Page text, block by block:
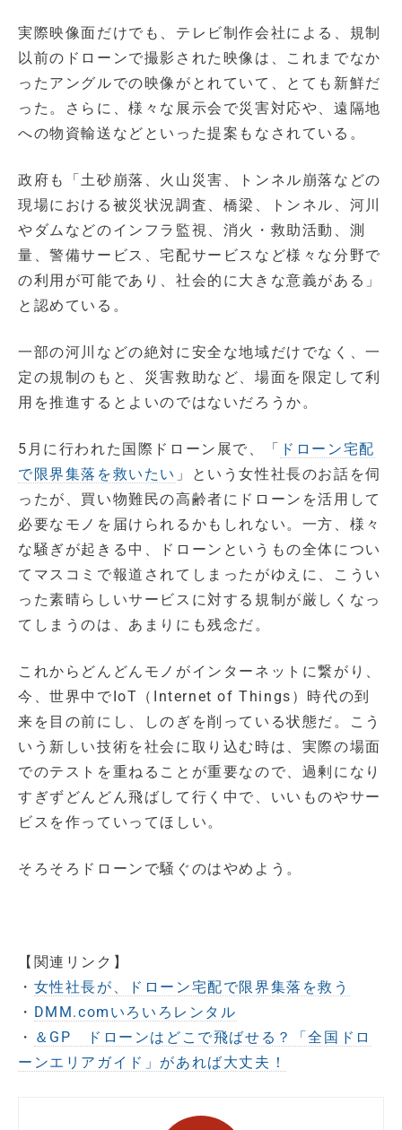
実際映像面だけでも、テレビ制作会社による、規制
以前のドローンで撮影された映像は、これまでなか
ったアングルでの映像がとれていて、とても新鮮だ
った。さらに、様々な展示会で災害対応や、遠隔地
への物資輸送などといった提案もなされている。
政府も「土砂崩落、火山災害、トンネル崩落などの
現場における被災状況調査、橋梁、トンネル、河川
やダムなどのインフラ監視、消火・救助活動、測
量、警備サービス、宅配サービスなど様々な分野で
の利用が可能であり、社会的に大きな意義がある」
と認めている。
一部の河川などの絶対に安全な地域だけでなく、一
定の規制のもと、災害救助など、場面を限定して利
用を推進するとよいのではないだろうか。
5月に行われた国際ドローン展で、「 ドローン宅配
で限界集落を救いたい 」という女性社長のお話を伺
ったが、買い物難民の高齢者にドローンを活用して
必要なモノを届けられるかもしれない。一方、様々
な騒ぎが起きる中、ドローンというもの全体につい
てマスコミで報道されてしまったがゆえに、こうい
った素晴らしいサービスに対する規制が厳しくなっ
てしまうのは、あまりにも残念だ。
これからどんどんモノがインターネットに繋がり、
今、世界中でIoT（Internet of Things）時代の到
来を目の前にし、しのぎを削っている状態だ。こう
いう新しい技術を社会に取り込む時は、実際の場面
でのテストを重ねることが重要なので、過剰になり
すぎずどんどん飛ばして行く中で、いいものやサー
ビスを作っていってほしい。
そろそろドローンで騒ぐのはやめよう。
【関連リンク】
・ 女性社長が、ドローン宅配で限界集落を救う
・ DMM.comいろいろレンタル
・ ＆GP ドローンはどこで飛ばせる？「全国ドロ
ーンエリアガイド」があれば大丈夫！